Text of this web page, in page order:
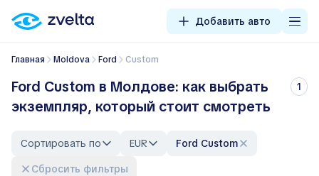
Добавить авто
Главная Moldova Ford Custom
Ford Custom в Молдове: как выбрать
экземпляр, который стоит смотреть
1
Сортировать по EUR
Ford Custom
Сбросить фильтры